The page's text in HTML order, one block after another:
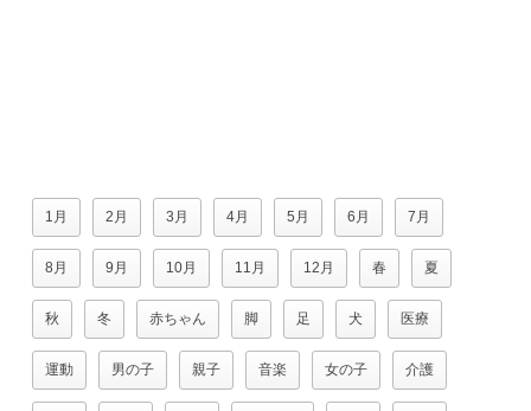
1月 2月 3月 4月 5月 6月 7月
8月 9月 10月 11月 12月 春 夏
秋 冬 赤ちゃん 脚 足 犬 医療
運動 男の子 親子 音楽 女の子 介護